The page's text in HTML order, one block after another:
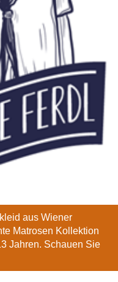
aus Wiener
Matrosen Kollektion
Jahren. Schauen Sie